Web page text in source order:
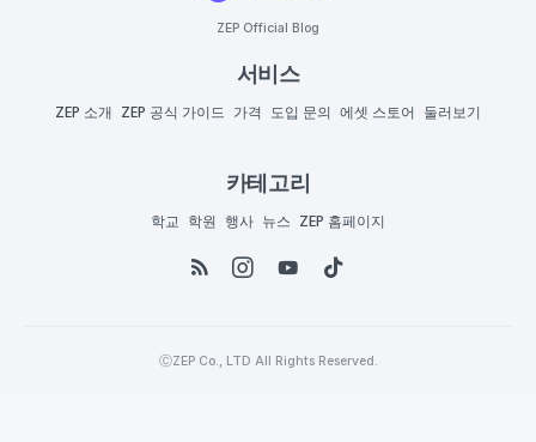
ZEP Official Blog
서비스
ZEP 소개 ZEP 공식 가이드 가격 도입 문의 에셋 스토어 둘러보기
카테고리
학교 학원 행사 뉴스 ZEP 홈페이지
ⒸZEP Co., LTD All Rights Reserved.